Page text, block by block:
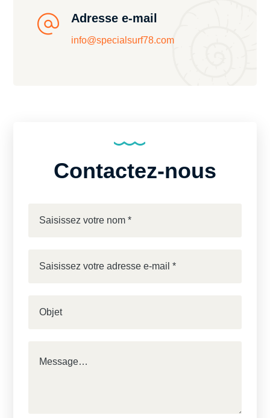
Adresse e-mail
info@specialsurf78.com
Contactez-nous